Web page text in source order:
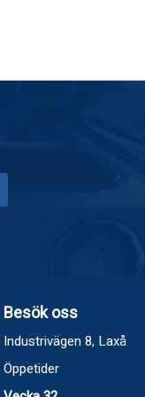
Besök oss
Industrivägen 8, Laxå
Öppetider